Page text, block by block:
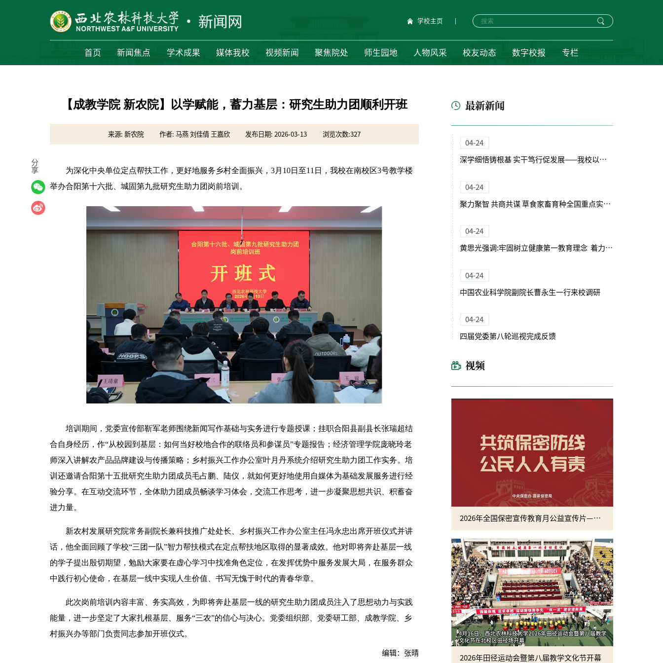
学校主页
首页 新闻焦点 学术成果 媒体我校 视频新闻 聚焦院处 师生园地 人物风采 校友动态 数字校报 专栏
【成教学院 新农院】以学赋能，蓄力基层：研究生助力团顺利开班
来源: 新农院 作者: 马燕 刘佳倩 王嘉欣 发布日期: 2026-03-13 浏览次数:327
为深化中央单位定点帮扶工作，更好地服务乡村全面振兴，3月10日至11日，我校在南校区3号教学楼
举办合阳第十六批、城固第九批研究生助力团岗前培训。
培训期间，党委宣传部靳军老师围绕新闻写作基础与实务进行专题授课；挂职合阳县副县长张瑞超结
合自身经历，作“从校园到基层：如何当好校地合作的联络员和参谋员”专题报告；经济管理学院庞晓玲老
师深入讲解农产品品牌建设与传播策略；乡村振兴工作办公室叶月丹系统介绍研究生助力团工作实务。培
训还邀请合阳第十五批研究生助力团成员毛占鹏、陆仪，就如何更好地使用自媒体为基础发展服务进行经
验分享。在互动交流环节，全体助力团成员畅谈学习体会，交流工作思考，进一步凝聚思想共识、积蓄奋
进力量。
新农村发展研究院常务副院长兼科技推广处处长、乡村振兴工作办公室主任冯永忠出席开班仪式并讲
话，他全面回顾了学校“三团一队”智力帮扶模式在定点帮扶地区取得的显著成效。他对即将奔赴基层一线
的学子提出殷切期望，勉励大家要在虚心学习中找准角色定位，在发挥优势中服务发展大局，在服务群众
中践行初心使命，在基层一线中实现人生价值、书写无愧于时代的青春华章。
此次岗前培训内容丰富、务实高效，为即将奔赴基层一线的研究生助力团成员注入了思想动力与实践
能量，进一步坚定了大家扎根基层、服务“三农”的信心与决心。党委组织部、党委研工部、成教学院、乡
村振兴办等部门负责同志参加开班仪式。
编辑：张晴
分
享
最新新闻
04-24
深学细悟铸根基 实干笃行促发展——我校以正确政绩观引领“十五五”开局新征程
04-24
聚力聚智 共商共谋 草食家畜育种全国重点实验室（筹）学术委员会会议召开
04-24
黄思光强调:牢固树立健康第一教育理念 着力培养德智体美劳全面发展的卓越农林人才
04-24
中国农业科学院副院长曹永生一行来校调研
04-24
四届党委第八轮巡视完成反馈
视频
吴普特赴山东访企拓岗 深化校地企合作
2026年全国保密宣传教育月公益宣传片—方寸之间
2026年田径运动会暨第八届教学文化节开幕